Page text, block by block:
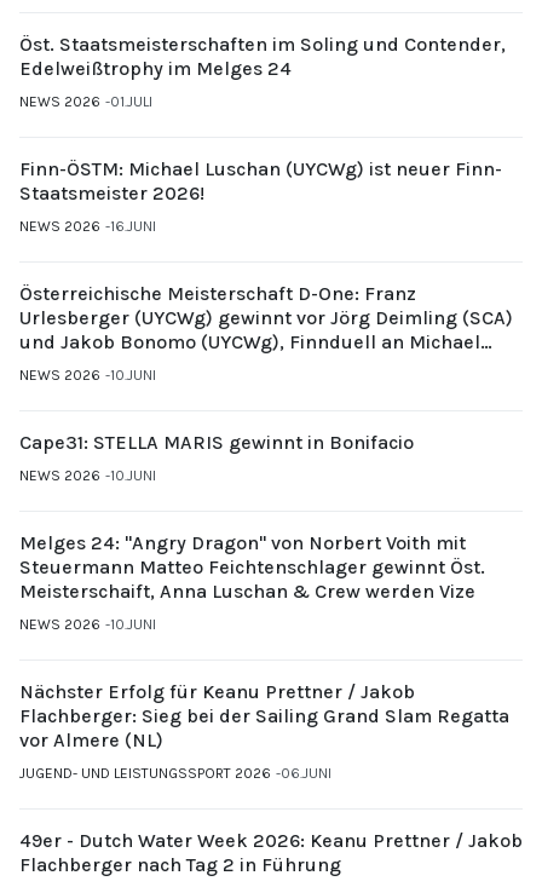
Öst. Staatsmeisterschaften im Soling und Contender,
Edelweißtrophy im Melges 24
NEWS 2026 01.JULI
Finn-ÖSTM: Michael Luschan (UYCWg) ist neuer Finn-
Staatsmeister 2026!
NEWS 2026 16.JUNI
Österreichische Meisterschaft D-One: Franz
Urlesberger (UYCWg) gewinnt vor Jörg Deimling (SCA)
und Jakob Bonomo (UYCWg), Finnduell an Michael
Gubi (UYCMo)
NEWS 2026 10.JUNI
Cape31: STELLA MARIS gewinnt in Bonifacio
NEWS 2026 10.JUNI
Melges 24: "Angry Dragon" von Norbert Voith mit
Steuermann Matteo Feichtenschlager gewinnt Öst.
Meisterschaift, Anna Luschan & Crew werden Vize
NEWS 2026 10.JUNI
Nächster Erfolg für Keanu Prettner / Jakob
Flachberger: Sieg bei der Sailing Grand Slam Regatta
vor Almere (NL)
JUGEND- UND LEISTUNGSSPORT 2026 06.JUNI
49er - Dutch Water Week 2026: Keanu Prettner / Jakob
Flachberger nach Tag 2 in Führung